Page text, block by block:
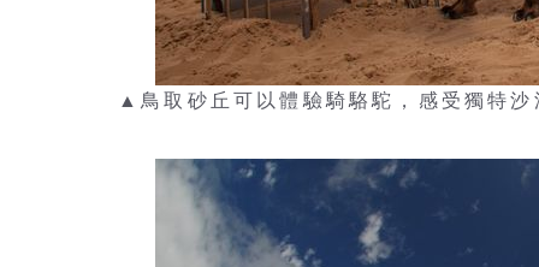
▲鳥取砂丘可以體驗騎駱駝，感受獨特